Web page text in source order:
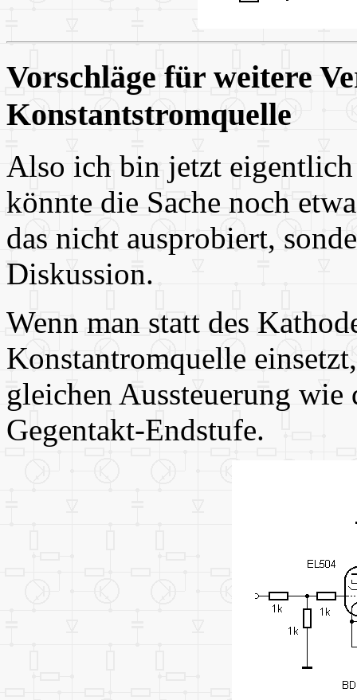
Vorschläge für weitere
Konstantstromquelle
Also ich bin jetzt
könnte die Sache noch
das nicht ausprobiert,
Diskussion.
Wenn man statt des
Konstantromquelle
gleichen Aussteuerung
Gegentakt-Endstufe.